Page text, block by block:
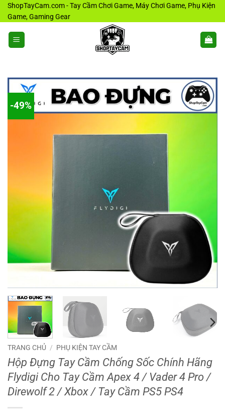
Bỏ
qua
nội
dung
ShopTayCam.com - Tay Cầm Chơi Game, Máy Chơi Game, Phụ Kiện
Game, Gaming Gear
-49%
TRANG CHỦ / PHỤ KIỆN TAY CẦM
Hộp Đựng Tay Cầm Chống Sốc Chính Hãng
Flydigi Cho Tay Cầm Apex 4 / Vader 4 Pro /
Direwolf 2 / Xbox / Tay Cầm PS5 PS4